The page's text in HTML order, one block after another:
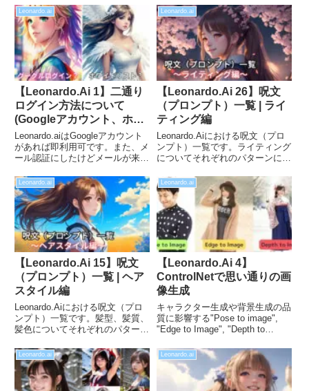
Leonardo.ai
【Leonardo.Ai 1】二通り
ログイン方法について
(Googleアカウント、ホワ
イトリスト)
Leonardo.aiはGoogleアカウント
があれば即利用可です。また、メ
ール認証にしたけどメールが来な
へ、優先度をあげるための
priority-early-accessへの記入方法
や、その後のユーザー作成方法の
流れについて紹介します。
Leonardo.ai
【Leonardo.Ai 26】呪文
（プロンプト）一覧 | ライ
ティング編
Leonardo.Aiにおける呪文（プロ
ンプト）一覧です。ライティング
についてそれぞれのパターンにつ
います。「光の当て方が上手くい
かない」、「こんなライティング
にしたいのに」といった悩みの一
助になれば幸いです。
Leonardo.ai
【Leonardo.Ai 15】呪文
（プロンプト）一覧 | ヘア
スタイル編
Leonardo.Aiにおける呪文（プロ
ンプト）一覧です。髪型、髪質、
髪色についてそれぞれのパターン
しています。「ヘアスタイルが思
い通りいかない」、「こんな髪色
にしたいのに」といった悩みの一
助になれば幸いです。
Leonardo.ai
【Leonardo.Ai 4】
ControlNetで思い通りの画
像生成
キャラクター生成や背景生成の品
質に影響する"Pose to image",
"Edge to Image", "Depth to
ーズ指定だけではなく、元画像の
雰囲気や構図まで含めた画像生成
が可能になります。
Leonardo.ai Leonardo.ai